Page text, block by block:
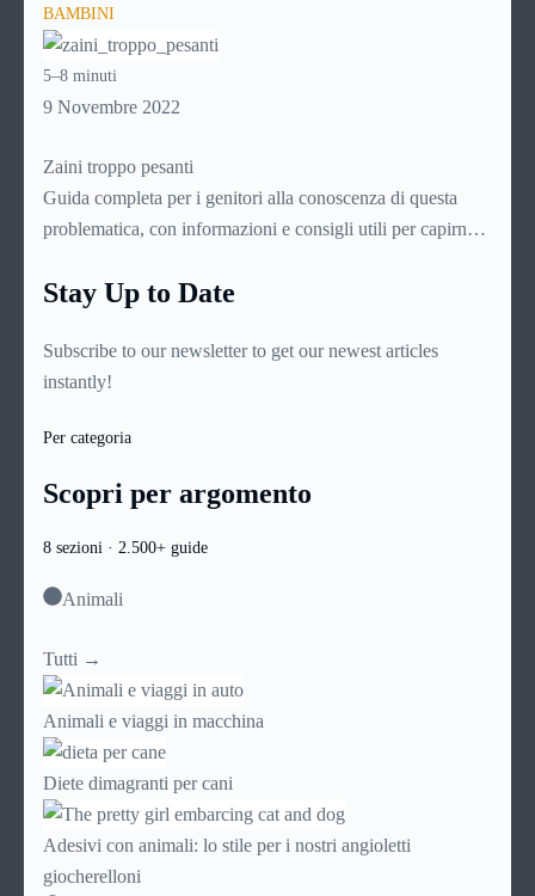
sottoponendo le sostanze scelte ad una sofisticata procedura
di omogeneizzazione che li renda digeribili dal delicato
stomaco dei bambini molto piccoli, non oltre i dieci mesi di
età. Dato che si intuisce come sia importante per le mamme
su questo delicato prodotto.
BAMBINI
5–8 minuti
9 Novembre 2022
Zaini troppo pesanti
Guida completa per i genitori alla conoscenza di questa
problematica, con informazioni e consigli utili per capirne
individuare lo specialista più indicato e intervenire per
Stay Up to Date
Subscribe to our newsletter to get our newest articles
instantly!
Per categoria
Scopri per argomento
8 sezioni · 2.500+ guide
Animali
Tutti →
Animali e viaggi in macchina
Diete dimagranti per cani
Adesivi con animali: lo stile per i nostri angioletti
giocherelloni